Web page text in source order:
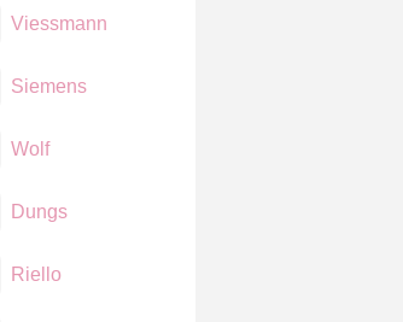
Viessmann
Siemens
Wolf
Dungs
Riello